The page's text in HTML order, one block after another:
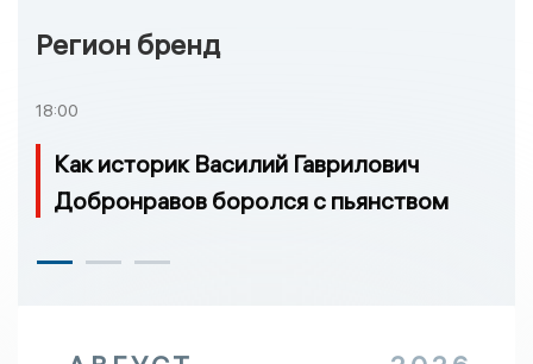
Регион бренд
18:00
Как историк Василий Гаврилович
Добронравов боролся с пьянством